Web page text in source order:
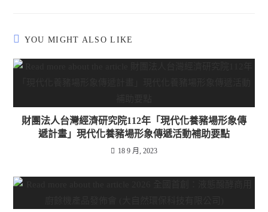
YOU MIGHT ALSO LIKE
財團法人台灣經濟研究院112年「現代化養豬場形象傳
遞計畫」現代化養豬場形象傳遞活動補助要點
18 9 月, 2023